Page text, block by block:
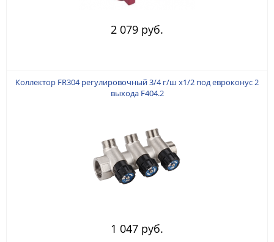
2 079 руб.
Коллектор FR304 регулировочный 3/4 г/ш х1/2 под евроконус 2
выхода F404.2
1 047 руб.